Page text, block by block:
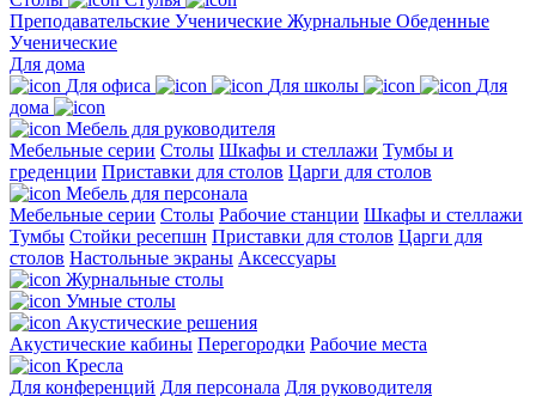
Преподавательские Ученические Журнальные Обеденные
Ученические
Для дома
Для офиса
Для школы
Для
дома
Мебель для руководителя
Мебельные серии Столы Шкафы и стеллажи Тумбы и
греденции Приставки для столов Царги для столов
Мебель для персонала
Мебельные серии Столы Рабочие станции Шкафы и стеллажи
Тумбы Стойки ресепшн Приставки для столов Царги для
столов Настольные экраны Аксессуары
Журнальные столы
Умные столы
Акустические решения
Акустические кабины Перегородки Рабочие места
Кресла
Для конференций Для персонала Для руководителя